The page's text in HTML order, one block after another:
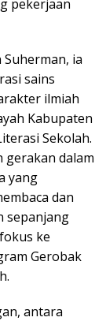
pekerjaan
Suherman, ia
sains
ilmiah
Kabupaten
Sekolah.
gerakan dalam
yang
dan
sepanjang
ke
Gerobak
antara